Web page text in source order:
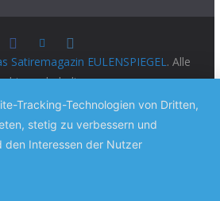
Satiremagazin EULENSPIEGEL. Alle
vorbehalten.
von ThemeGrill. Präsentiert von
WordPress.
Tracking-Technologien von Dritten,
stetig zu verbessern und
den Interessen der Nutzer